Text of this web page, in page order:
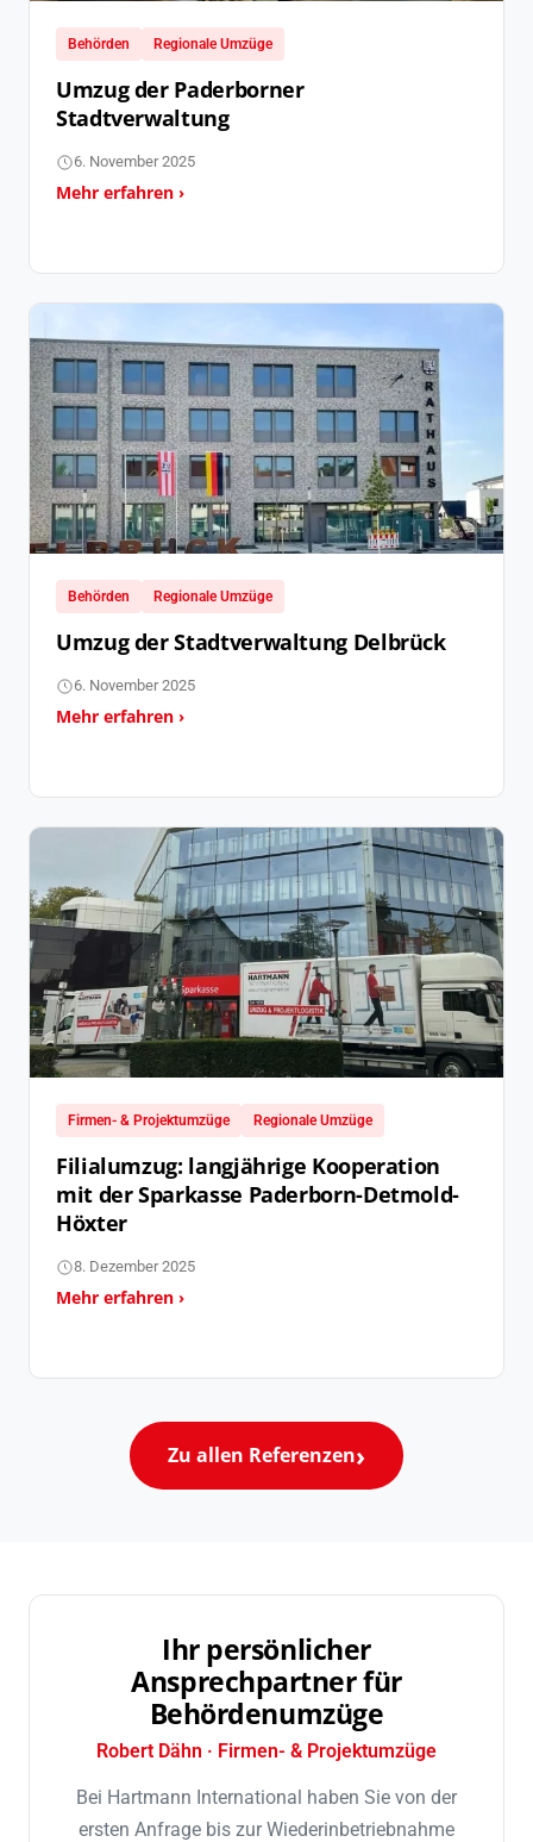
Behörden Regionale Umzüge
Umzug der Paderborner
Stadtverwaltung
6. November 2025
Mehr erfahren ›
Behörden Regionale Umzüge
Umzug der Stadtverwaltung Delbrück
6. November 2025
Mehr erfahren ›
Firmen- & Projektumzüge Regionale Umzüge
Filialumzug: langjährige Kooperation
mit der Sparkasse Paderborn-Detmold-
Höxter
8. Dezember 2025
Mehr erfahren ›
Zu allen Referenzen
Ihr persönlicher
Ansprechpartner für
Behördenumzüge
Robert Dähn · Firmen- & Projektumzüge
Bei Hartmann International haben Sie von der
ersten Anfrage bis zur Wiederinbetriebnahme